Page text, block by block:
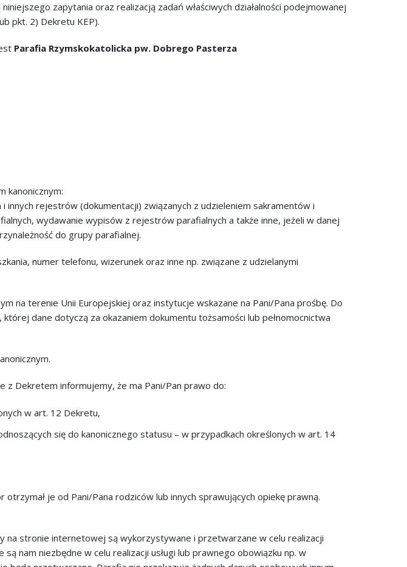
zapytania oraz realizacją zadań właściwych działalności podejmowanej
pkt. 2) Dekretu KEP).
Parafia Rzymskokatolicka pw. Dobrego Pasterza
kanonicznym:
innych rejestrów (dokumentacji) związanych z udzieleniem sakramentów i
wydawanie wypisów z rejestrów parafialnych a także inne, jeżeli w danej
do grupy parafialnej.
numer telefonu, wizerunek oraz inne np. związane z udzielanymi
na terenie Unii Europejskiej oraz instytucje wskazane na Pani/Pana prośbę. Do
dane dotyczą za okazaniem dokumentu tożsamości lub pełnomocnictwa
z Dekretem informujemy, że ma Pani/Pan prawo do:
w art. 12 Dekretu,
się do kanonicznego statusu – w przypadkach określonych w art. 14
je od Pani/Pana rodziców lub innych sprawujących opiekę prawną.
stronie internetowej są wykorzystywane i przetwarzane w celu realizacji
nam niezbędne w celu realizacji usługi lub prawnego obowiązku np. w